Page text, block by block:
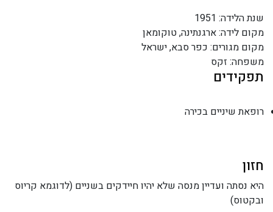
שנת הלידה: 1951
מקום לידה: ארגנתינה, טוקומאן
מקום מגורים: כפר סבא, ישראל
משפחה: זקס
תפקידים
רופאת שיניים בכירה
חזון
היא נסתה ועדיין מנסה שלא יהיו חיידקים בשניים (לדוגמא קריוס
ובקטוס)